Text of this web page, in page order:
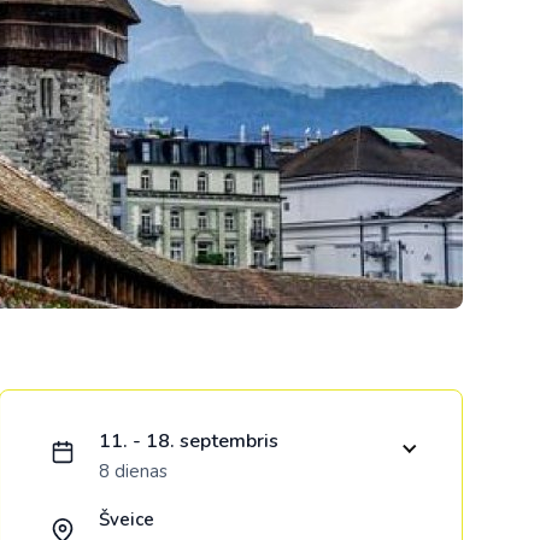
Kolumbija
Kostarika
Meksika
Panama
Ielādējam piedāvājumu...
11. - 18. septembris
8 dienas
Šveice